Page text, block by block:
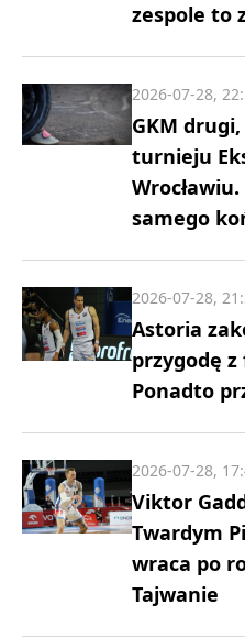
zespole to
GKM
turnieju
samego
2026-07-28,
Astoria
przygodę
Ponadto
2026-07-28,
Viktor
Twardym
wraca po
Tajwanie
2026-07-28,